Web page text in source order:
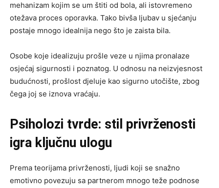
mehanizam kojim se um štiti od bola, ali istovremeno
otežava proces oporavka. Tako bivša ljubav u sjećanju
postaje mnogo idealnija nego što je zaista bila.
Osobe koje idealizuju prošle veze u njima pronalaze
osjećaj sigurnosti i poznatog. U odnosu na neizvjesnost
budućnosti, prošlost djeluje kao sigurno utočište, zbog
čega joj se iznova vraćaju.
Psiholozi tvrde: stil privrženosti
igra ključnu ulogu
Prema teorijama privrženosti, ljudi koji se snažno
emotivno povezuju sa partnerom mnogo teže podnose